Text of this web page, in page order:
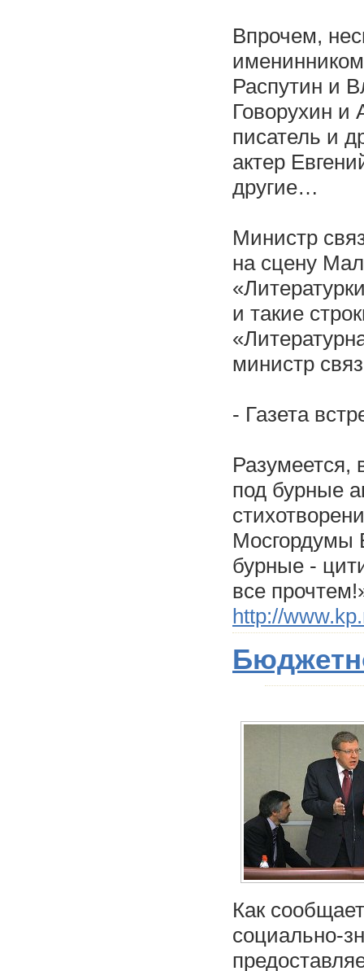
Впрочем,
Распутин и
Говорухин и
писатель и
актер
другие…
Министр
на сцену
и такие
министр
- Газета
Разумеется,
под бурные
Мосгордумы
бурные -
все
http://
Как
социально-